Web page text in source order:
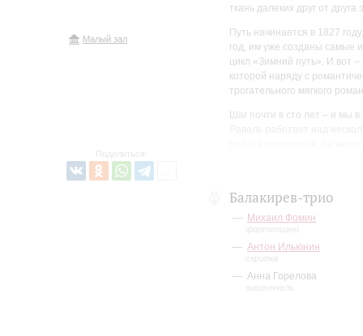
Малый зал
Поделиться:
ткань далеких друг от друга
Путь начинается в 1827
год, им уже созданы самые
цикл «Зимний путь». И вот
которой наряду с
трогательного мягкого
Шаг почти в сто лет – и мы
Еще шаг – и мы в 2004-м
Джудит Вейр создает
композитор, каждая из
предельные контрасты,
может быть камерная
Балакирев-трио
Михаил Фомин
фортепиано
Антон Ильюнин
скрипка
Анна Горелова
виолончель